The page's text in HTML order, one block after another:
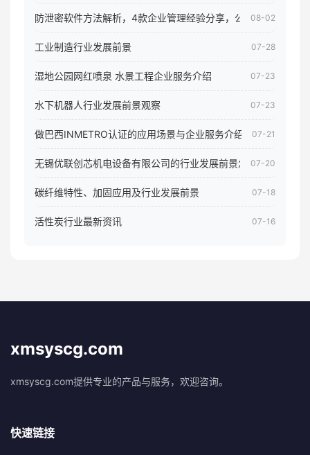
防泄密软件方法解析，4款企业管理经验分享，公司员工电脑核
08-02
工业制造行业发展前景 07-28
湿地公园网红喷泉 水景工程企业服务介绍 07-23
水下机器人行业发展前景观察 07-23
做巴西INMETRO认证的应用场景与企业服务介绍 07-21
无锡优联创芯机电设备有限公司的行业发展前景怎样07-20
碳纤维特性、加固应用及行业发展前景 07-18
活性炭行业最新资讯 07-16
xmsyscg.com
xmsyscg.com提供专业的产品与服务，欢迎咨询。
快速链接